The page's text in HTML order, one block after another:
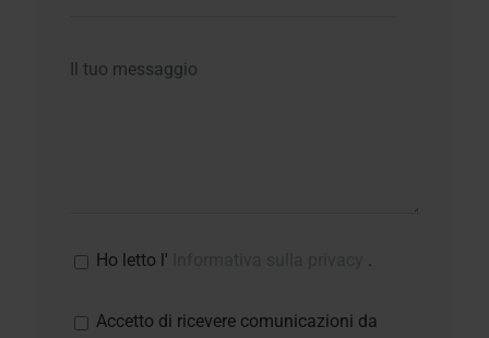
Ho letto l' .
Accetto di ricevere comunicazioni da